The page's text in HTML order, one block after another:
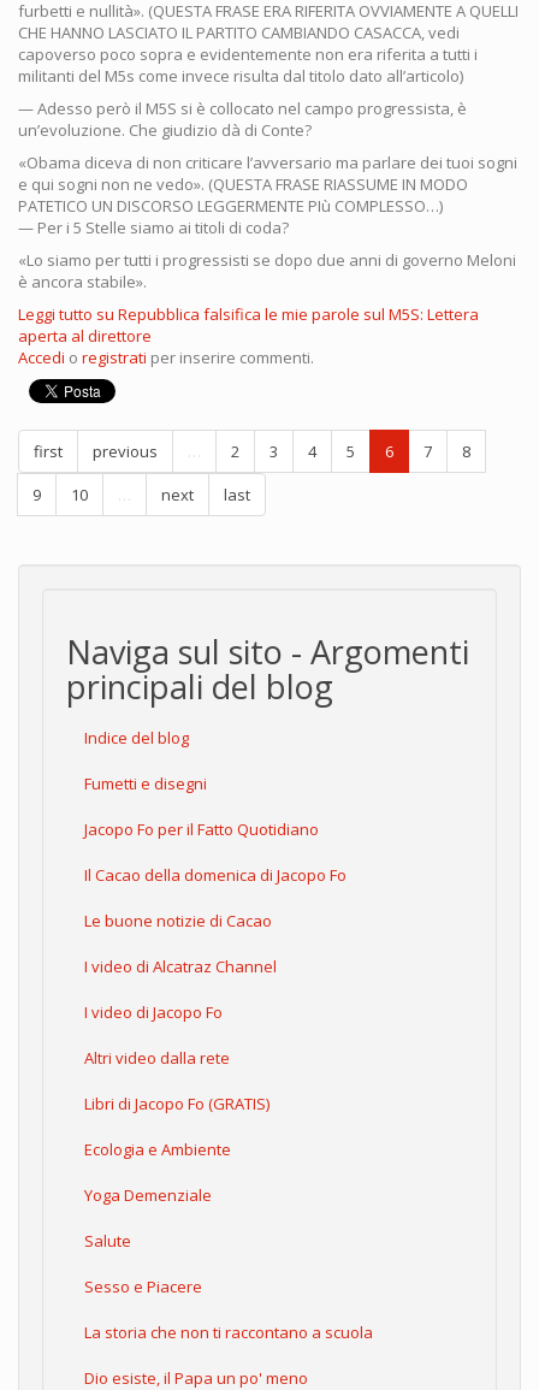
furbetti e nullità». (QUESTA FRASE ERA RIFERITA OVVIAMENTE A QUELLI
CHE HANNO LASCIATO IL PARTITO CAMBIANDO CASACCA, vedi
capoverso poco sopra e evidentemente non era riferita a tutti i
militanti del M5s come invece risulta dal titolo dato all’articolo)
— Adesso però il M5S si è collocato nel campo progressista, è
un’evoluzione. Che giudizio dà di Conte?
«Obama diceva di non criticare l’avversario ma parlare dei tuoi sogni
e qui sogni non ne vedo». (QUESTA FRASE RIASSUME IN MODO
PATETICO UN DISCORSO LEGGERMENTE PIù COMPLESSO…)
— Per i 5 Stelle siamo ai titoli di coda?
«Lo siamo per tutti i progressisti se dopo due anni di governo Meloni
è ancora stabile».
Leggi tutto su Repubblica falsifica le mie parole sul M5S: Lettera
aperta al direttore
Accedi o registrati per inserire commenti.
first previous … 2 3 4 5 6 7
8
9
10 … next last
Naviga sul sito - Argomenti
principali del blog
Indice del blog
Fumetti e disegni
Jacopo Fo per il Fatto Quotidiano
Il Cacao della domenica di Jacopo Fo
Le buone notizie di Cacao
I video di Alcatraz Channel
I video di Jacopo Fo
Altri video dalla rete
Libri di Jacopo Fo (GRATIS)
Ecologia e Ambiente
Yoga Demenziale
Salute
Sesso e Piacere
La storia che non ti raccontano a scuola
Dio esiste, il Papa un po' meno